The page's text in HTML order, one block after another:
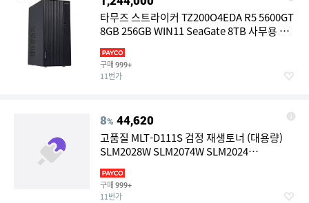
타무즈 스트라이커 TZ200O4EDA R5 5600GT
8GB 256GB WIN11 SeaGate 8TB 사무용 컴
퓨터 조립PC
구매 999+
11번가
8% 44,620
고품질 MLT-D111S 검정 재생토너 (대용량)
SLM2028W SLM2074W SLM2024
SLM2070FW SLM2074FW W73B58E
구매 999+
11번가